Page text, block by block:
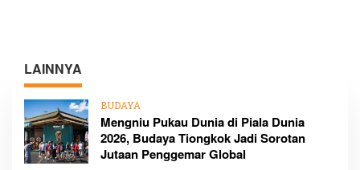
LAINNYA
BUDAYA
Mengniu Pukau Dunia di Piala Dunia
2026, Budaya Tiongkok Jadi Sorotan
Jutaan Penggemar Global